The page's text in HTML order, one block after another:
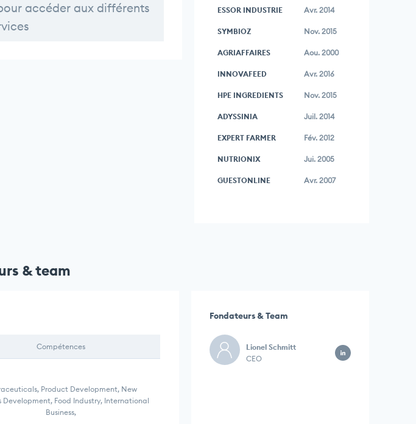
accéder aux différents
ESSOR INDUSTRIE Avr. 2014
SYMBIOZ Nov. 2015
AGRIAFFAIRES Aou. 2000
INNOVAFEED Avr. 2016
HPE INGREDIENTS Nov. 2015
ADYSSINIA Juil. 2014
EXPERT FARMER Fév. 2012
NUTRIONIX Jui. 2005
GUESTONLINE Avr. 2007
& team
Compétences
Product Development, New
Development, Food Industry, International
Business,
Fondateurs & Team
Lionel Schmitt
CEO